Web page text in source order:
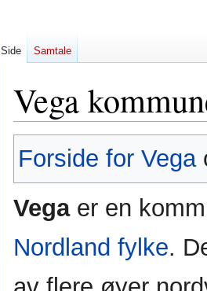
Vega
Forside for Vega
Vegaer en
Nordland fylke.
Side Samtale